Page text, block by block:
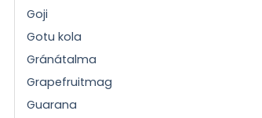
Goji
Gotu kola
Gránátalma
Grapefruitmag
Guarana